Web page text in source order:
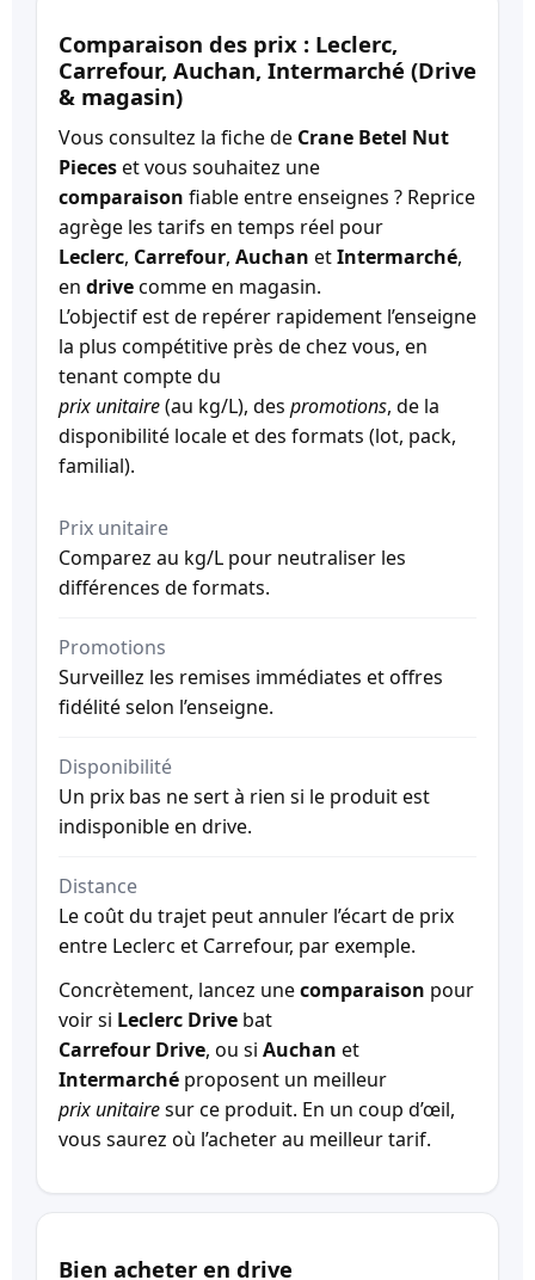
Comparaison des prix : Leclerc,
Carrefour, Auchan, Intermarché (Drive
& magasin)
Vous consultez la fiche de Crane Betel Nut
Pieceset vous souhaitez une
comparaison fiable entre enseignes ? Reprice
agrège les tarifs en temps réel pour
Leclerc, Carrefour, Auchan etIntermarché,
en drivecomme en magasin.
L’objectif est de repérer rapidement l’enseigne
la plus compétitive près de chez vous, en
tenant compte du
prix unitaire(au kg/L), des promotions, de la
disponibilité locale et des formats (lot, pack,
familial).
Prix unitaire
Comparez au kg/L pour neutraliser les
différences de formats.
Promotions
Surveillez les remises immédiates et offres
fidélité selon l’enseigne.
Disponibilité
Un prix bas ne sert à rien si le produit est
indisponible en drive.
Distance
Le coût du trajet peut annuler l’écart de prix
entre Leclerc et Carrefour, par exemple.
Concrètement, lancez unecomparaison pour
voir si Leclerc Drive bat
Carrefour Drive, ou si Auchan et
Intermarché proposent un meilleur
prix unitairesur ce produit. En un coup d’œil,
vous saurez où l’acheter au meilleur tarif.
Bien acheter en drive